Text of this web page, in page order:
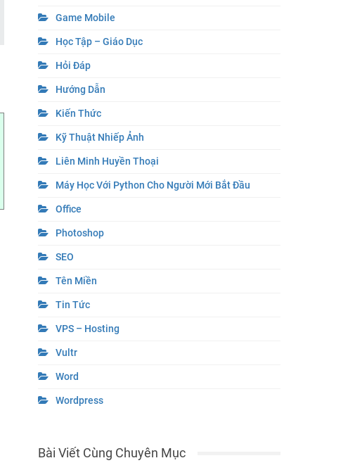
Game Mobile
Học Tập – Giáo Dục
Hỏi Đáp
Hướng Dẫn
Kiến Thức
Kỹ Thuật Nhiếp Ảnh
Liên Minh Huyền Thoại
Máy Học Với Python Cho Người Mới Bắt Đầu
Office
Photoshop
SEO
Tên Miền
Tin Tức
VPS – Hosting
Vultr
Word
Wordpress
Bài Viết Cùng Chuyên Mục